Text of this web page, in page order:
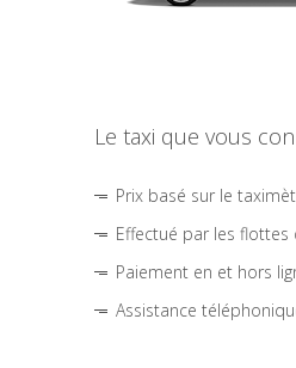
Le taxi que vous
Prix basé sur le
Effectué par les flottes
Paiement en et hors
Assistance